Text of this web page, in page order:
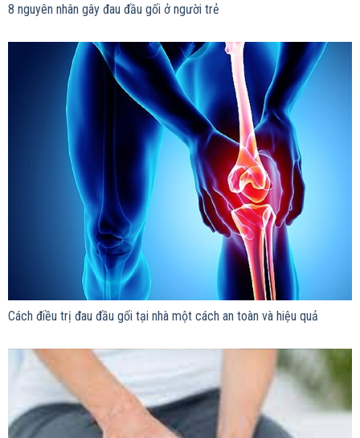
8 nguyên nhân gây đau đầu gối ở người trẻ
Cách điều trị đau đầu gối tại nhà một cách an toàn và hiệu quả